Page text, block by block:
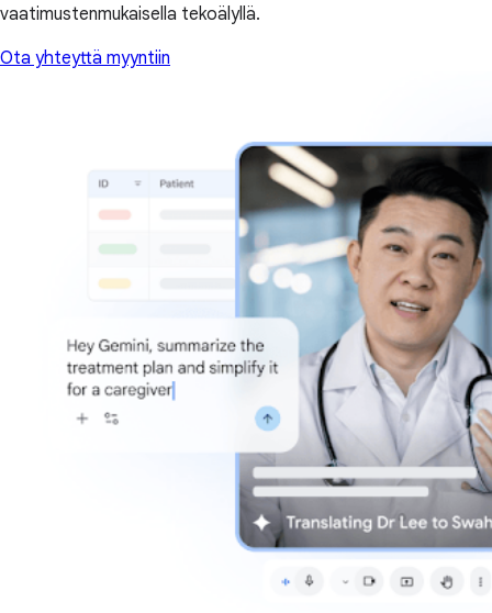
vaatimustenmukaisella tekoälyllä.
Ota yhteyttä myyntiin